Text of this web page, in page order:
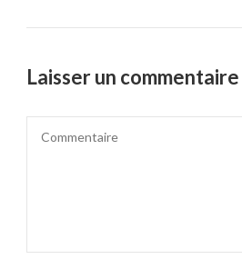
Laisser un commentaire